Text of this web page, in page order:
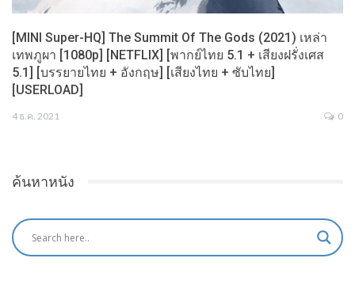
[MINI Super-HQ] The Summit Of The Gods (2021) เหล่า
เทพภูผา [1080p] [NETFLIX] [พากย์ไทย 5.1 + เสียงฝรั่งเศส
5.1] [บรรยายไทย + อังกฤษ] [เสียงไทย + ซับไทย]
[USERLOAD]
4 ธ.ค. 2021 0
ค้นหาหนัง